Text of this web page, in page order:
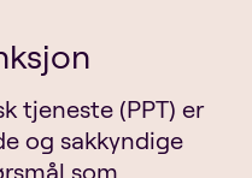
tjeneste (PPT) er
og sakkyndige
som